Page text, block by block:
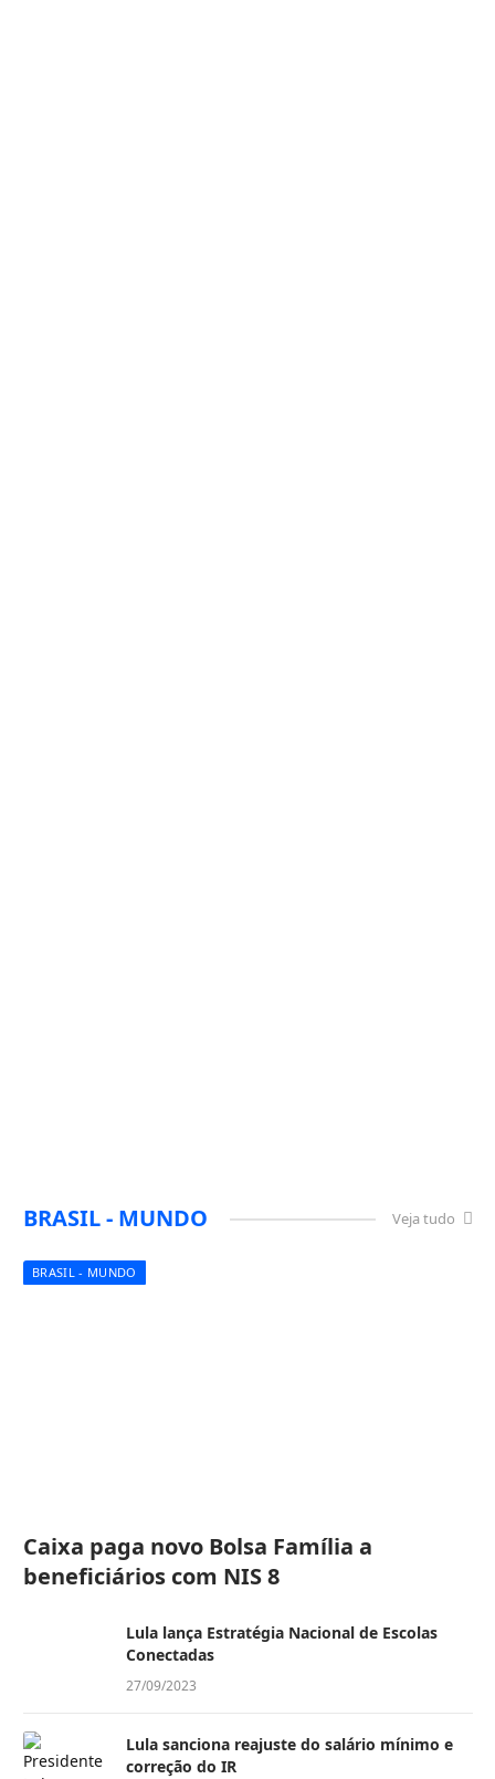
BRASIL - MUNDO Veja tudo
BRASIL - MUNDO
Caixa paga novo Bolsa Família a
beneficiários com NIS 8
Lula lança Estratégia Nacional de Escolas
Conectadas
27/09/2023
Lula sanciona reajuste do salário mínimo e
correção do IR